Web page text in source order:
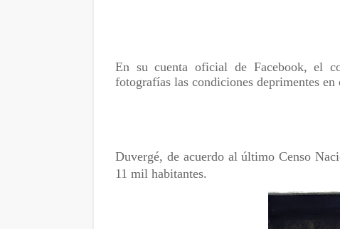
En su cuenta oficial de Facebook, el
fotografías las condiciones deprimentes
Duvergé, de acuerdo al último Censo
11 mil habitantes.